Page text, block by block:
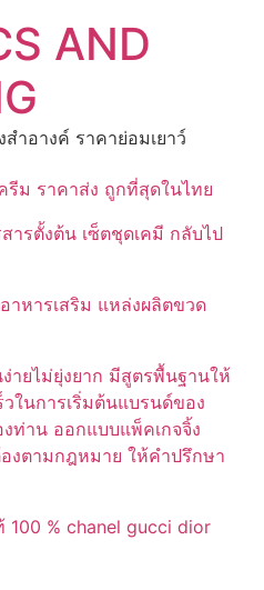
AND
ำอางค์ ราคาย่อมเยาว์
ม ราคาส่ง ถูกที่สุดในไทย
รตั้งต้น เซ็ตชุดเคมี กลับไป
าหารเสริม แหล่งผลิตขวด
ายไม่ยุ่งยาก มีสูตรพื้นฐานให้
ในการเริ่มต้นแบรนด์ของ
ท่าน ออกแบบแพ็คเกจจิ้ง
งตามกฎหมาย ให้คำปรึกษา
100 % chanel gucci dior